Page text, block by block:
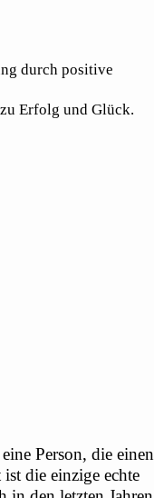
durch positive
Erfolg und Glück.
Person, die einen
die einzige echte